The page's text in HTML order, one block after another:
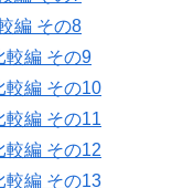
編 その8
較編 その9
較編 その10
較編 その11
較編 その12
較編 その13